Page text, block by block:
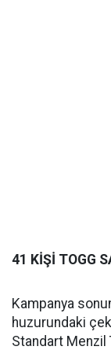
41 KİŞİ TOGG
Kampanya
huzurundaki
Standart Menzil